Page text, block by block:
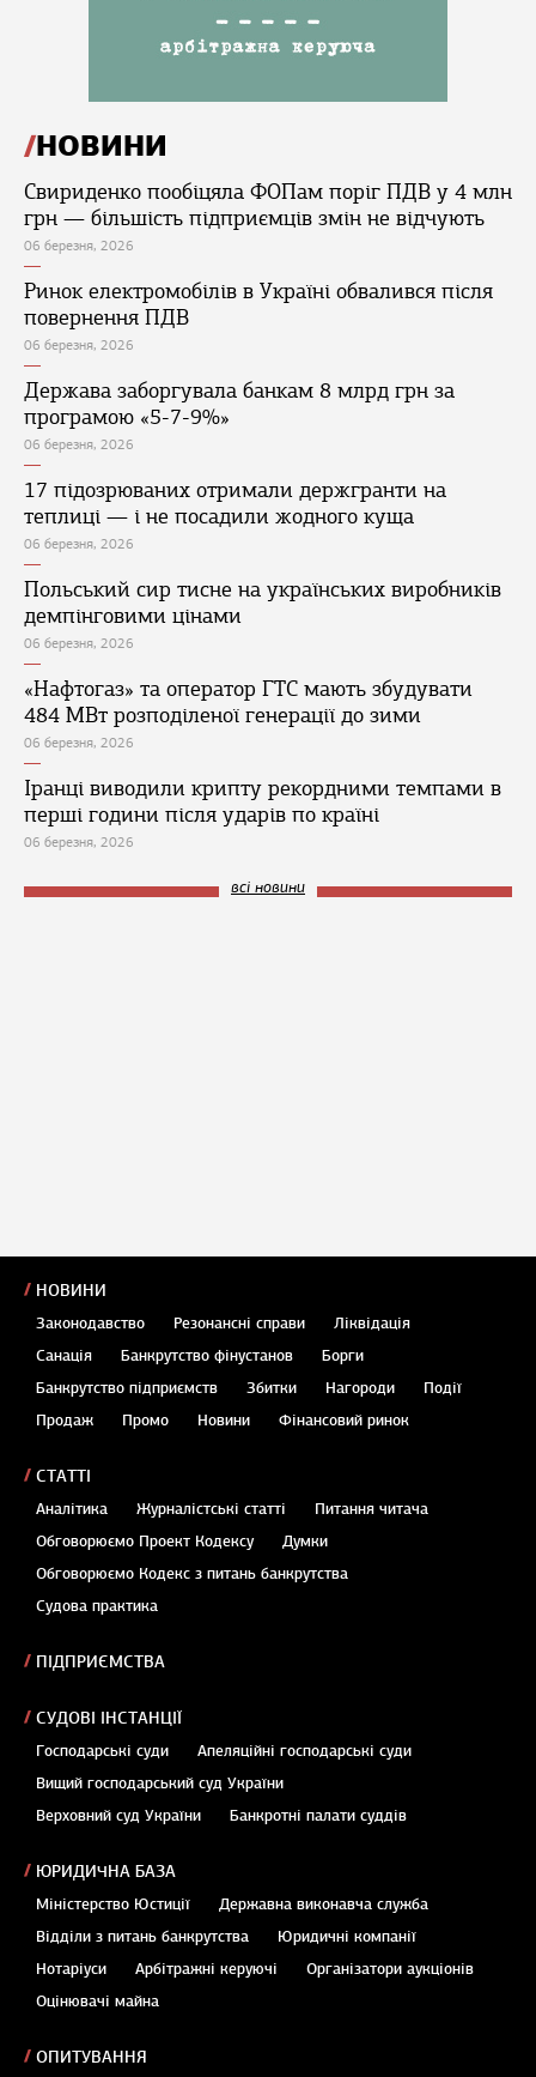
НОВИНИ
Свириденко пообіцяла ФОПам поріг ПДВ у 4 млн
грн — більшість підприємців змін не відчують
06 березня, 2026
Ринок електромобілів в Україні обвалився після
повернення ПДВ
06 березня, 2026
Держава заборгувала банкам 8 млрд грн за
програмою «5-7-9%»
06 березня, 2026
17 підозрюваних отримали держгранти на
теплиці — і не посадили жодного куща
06 березня, 2026
Польський сир тисне на українських виробників
демпінговими цінами
06 березня, 2026
«Нафтогаз» та оператор ГТС мають збудувати
484 МВт розподіленої генерації до зими
06 березня, 2026
Іранці виводили крипту рекордними темпами в
перші години після ударів по країні
06 березня, 2026
всі новини
НОВИНИ
Законодавство Резонансні справи
Ліквідація
Санація
Банкрутство фінустанов
Борги
Банкрутство підприємств
Збитки Нагороди
Події
Продаж
Промо Новини Фінансовий ринок
СТАТТІ
Аналітика Журналістські статті
Питання читача
Обговорюємо Проект Кодексу
Думки
Обговорюємо Кодекс з питань банкрутства
Судова практика
ПІДПРИЄМСТВА
СУДОВІ ІНСТАНЦІЇ
Господарські суди
Апеляційні господарські суди
Вищий господарський суд України
Верховний суд України
Банкротні палати суддів
ЮРИДИЧНА БАЗА
Міністерство Юстиції
Державна виконавча служба
Відділи з питань банкрутства
Юридичні компанії
Нотаріуси
Арбітражні керуючі
Організатори аукціонів
Оцінювачі майна
ОПИТУВАННЯ